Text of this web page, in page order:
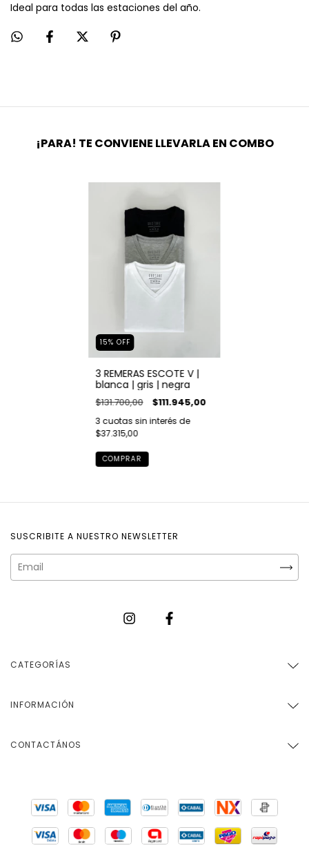
Ideal para todas las estaciones del año.
¡PARA! TE CONVIENE LLEVARLA EN COMBO
15% OFF
3 REMERAS ESCOTE V |
blanca | gris | negra
$131.700,00 $111.945,00
3 cuotas sin interés de
$37.315,00
COMPRAR
SUSCRIBITE A NUESTRO NEWSLETTER
CATEGORÍAS
INFORMACIÓN
CONTACTÁNOS